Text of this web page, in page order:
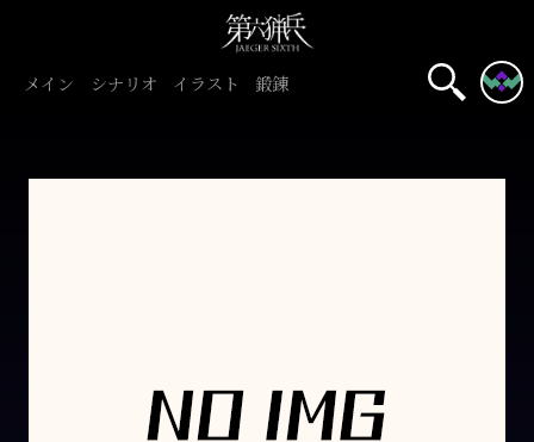
メイン シナリオ イラスト 鍛錬